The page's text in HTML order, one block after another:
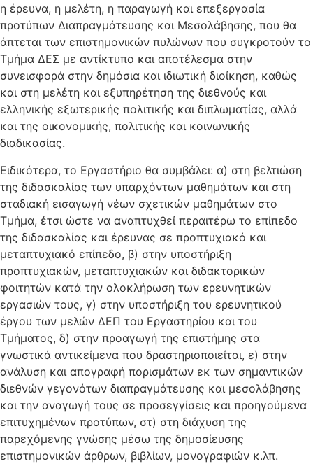
η έρευνα, η μελέτη, η παραγωγή και επεξεργασία
προτύπων Διαπραγμάτευσης και Μεσολάβησης, που θα
άπτεται των επιστημονικών πυλώνων που συγκροτούν το
Τμήμα ΔΕΣ με αντίκτυπο και αποτέλεσμα στην
συνεισφορά στην δημόσια και ιδιωτική διοίκηση, καθώς
και στη μελέτη και εξυπηρέτηση της διεθνούς και
ελληνικής εξωτερικής πολιτικής και διπλωματίας, αλλά
και της οικονομικής, πολιτικής και κοινωνικής
διαδικασίας.
Ειδικότερα, το Εργαστήριο θα συμβάλει: α) στη βελτιώση
της διδασκαλίας των υπαρχόντων μαθημάτων και στη
σταδιακή εισαγωγή νέων σχετικών μαθημάτων στο
Τμήμα, έτσι ώστε να αναπτυχθεί περαιτέρω το επίπεδο
της διδασκαλίας και έρευνας σε προπτυχιακό και
μεταπτυχιακό επίπεδο, β) στην υποστήριξη
προπτυχιακών, μεταπτυχιακών και διδακτορικών
φοιτητών κατά την ολοκλήρωση των ερευνητικών
εργασιών τους, γ) στην υποστήριξη του ερευνητικού
έργου των μελών ΔΕΠ του Εργαστηρίου και του
Τμήματος, δ) στην προαγωγή της επιστήμης στα
γνωστικά αντικείμενα που δραστηριοποιείται, ε) στην
ανάλυση και απογραφή πορισμάτων εκ των σημαντικών
διεθνών γεγονότων διαπραγμάτευσης και μεσολάβησης
και την αναγωγή τους σε προσεγγίσεις και προηγούμενα
επιτυχημένων προτύπων, στ) στη διάχυση της
παρεχόμενης γνώσης μέσω της δημοσίευσης
επιστημονικών άρθρων, βιβλίων, μονογραφιών κ.λπ.